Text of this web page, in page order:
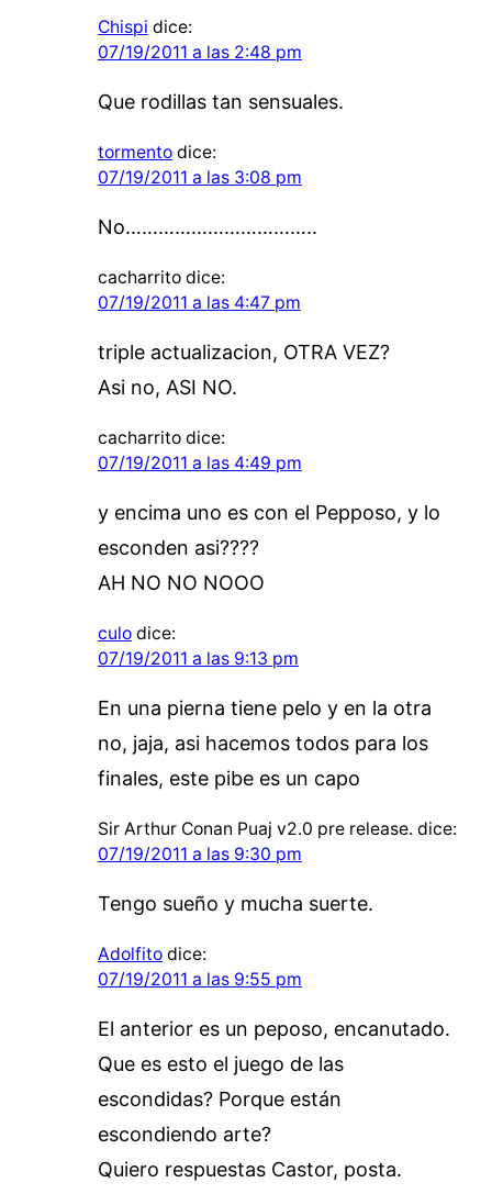
Chispi dice:
07/19/2011 a las 2:48 pm
Que rodillas tan sensuales.
tormento dice:
07/19/2011 a las 3:08 pm
No……………………………..
cacharrito dice:
07/19/2011 a las 4:47 pm
triple actualizacion, OTRA VEZ?
Asi no, ASI NO.
cacharrito dice:
07/19/2011 a las 4:49 pm
y encima uno es con el Pepposo, y lo
esconden asi????
AH NO NO NOOO
culo dice:
07/19/2011 a las 9:13 pm
En una pierna tiene pelo y en la otra
no, jaja, asi hacemos todos para los
finales, este pibe es un capo
Sir Arthur Conan Puaj v2.0 pre release. dice:
07/19/2011 a las 9:30 pm
Tengo sueño y mucha suerte.
Adolfito dice:
07/19/2011 a las 9:55 pm
El anterior es un peposo, encanutado.
Que es esto el juego de las
escondidas? Porque están
escondiendo arte?
Quiero respuestas Castor, posta.